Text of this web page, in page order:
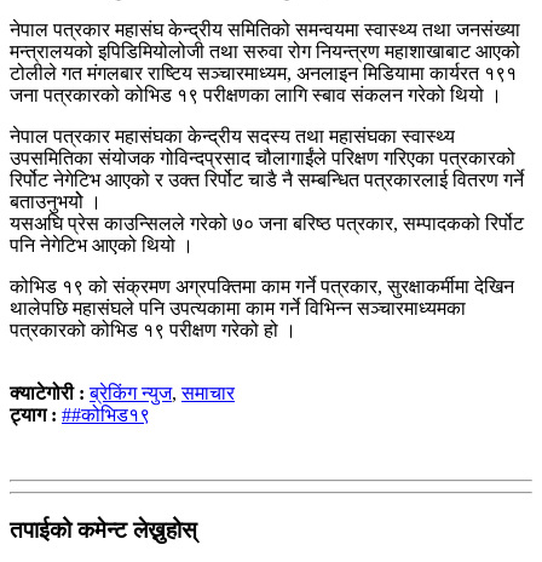
नेपाल पत्रकार महासंघ केन्द्रीय समितिको समन्वयमा स्वास्थ्य तथा जनसंख्या
मन्त्रालयको इपिडिमियोलोजी तथा सरुवा रोग नियन्त्रण महाशाखाबाट आएको
टोलीले गत मंगलबार राष्टिय सञ्चारमाध्यम, अनलाइन मिडियामा कार्यरत १९१
जना पत्रकारको कोभिड १९ परीक्षणका लागि स्बाव संकलन गरेको थियो ।
नेपाल पत्रकार महासंघका केन्द्रीय सदस्य तथा महासंघका स्वास्थ्य
उपसमितिका संयोजक गोविन्दप्रसाद चौलागाईंले परिक्षण गरिएका पत्रकारको
रिर्पोट नेगेटिभ आएको र उक्त रिर्पोट चाडै नै सम्बन्धित पत्रकारलाई वितरण गर्ने
बताउनुभयोे ।
यसअघि प्रेस काउन्सिलले गरेको ७० जना बरिष्ठ पत्रकार, सम्पादकको रिर्पोट
पनि नेगेटिभ आएको थियो ।
कोभिड १९ को संक्रमण अग्रपक्तिमा काम गर्ने पत्रकार, सुरक्षाकर्मीमा देखिन
थालेपछि महासंघले पनि उपत्यकामा काम गर्ने विभिन्न सञ्चारमाध्यमका
पत्रकारको कोभिड १९ परीक्षण गरेको हो ।
क्याटेगोरी :ब्रेकिंग न्युज,समाचार
ट्याग : ##कोभिड१९
तपाईको कमेन्ट लेख्नुहोस्